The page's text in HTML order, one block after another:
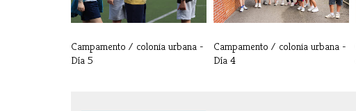
Campamento / colonia urbana -
Día 5
Campamento / colonia urbana -
Día 4